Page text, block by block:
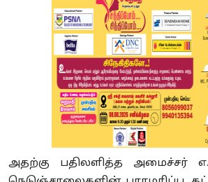
அதற்கு பதிலளித்த அமைச்சர்